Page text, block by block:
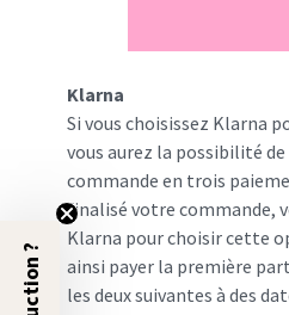
Klarna
Si vous choisissez Klarna
vous aurez la possibilité
commande en trois
finalisé votre commande,
Klarna pour choisir cette
ainsi payer la première
les deux suivantes à des